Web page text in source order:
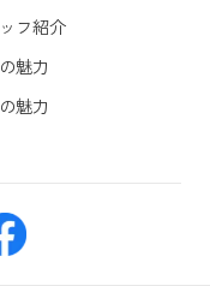
フ紹介
魅力
魅力